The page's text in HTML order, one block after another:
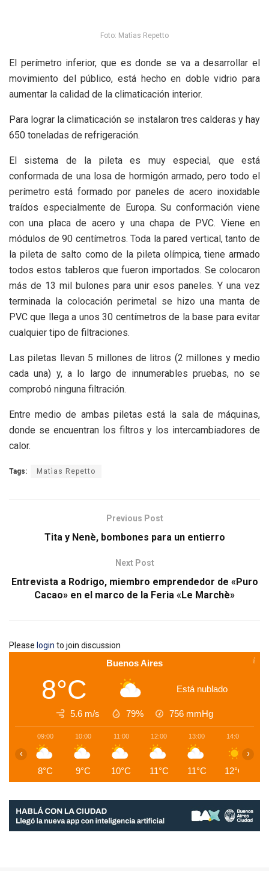
Foto: Matìas Repetto
El perímetro inferior, que es donde se va a desarrollar el
movimiento del público, está hecho en doble vidrio para
aumentar la calidad de la climaticación interior.
Para lograr la climaticación se instalaron tres calderas y hay
650 toneladas de refrigeración.
El sistema de la pileta es muy especial, que está
conformada de una losa de hormigón armado, pero todo el
perímetro está formado por paneles de acero inoxidable
traídos especialmente de Europa. Su conformación viene
con una placa de acero y una chapa de PVC. Viene en
módulos de 90 centímetros. Toda la pared vertical, tanto de
la pileta de salto como de la pileta olímpica, tiene armado
todos estos tableros que fueron importados. Se colocaron
más de 13 mil bulones para unir esos paneles. Y una vez
terminada la colocación perimetal se hizo una manta de
PVC que llega a unos 30 centímetros de la base para evitar
cualquier tipo de filtraciones.
Las piletas llevan 5 millones de litros (2 millones y medio
cada una) y, a lo largo de innumerables pruebas, no se
comprobó ninguna filtración.
Entre medio de ambas piletas está la sala de máquinas,
donde se encuentran los filtros y los intercambiadores de
calor.
Tags: Matìas Repetto
Previous Post
Tita y Nenè, bombones para un entierro
Next Post
Entrevista a Rodrigo, miembro emprendedor de «Puro
Cacao» en el marco de la Feria «Le Marchè»
Please login to join discussion
Buenos Aires
8°C Está nublado
5.6 m/s 79% 756 mmHg
09:00
8°C
10:00
9°C
11:00
10°C
12:00
11°C
13:00
11°C
14:00
12°C
‹ ›